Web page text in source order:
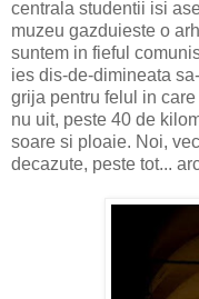
centrala studentii isi
muzeu gazduieste o
suntem in fieful
ies dis-de-dimineata
grija pentru felul in
nu uit, peste 40 de
soare si ploaie. Noi,
decazute, peste tot...